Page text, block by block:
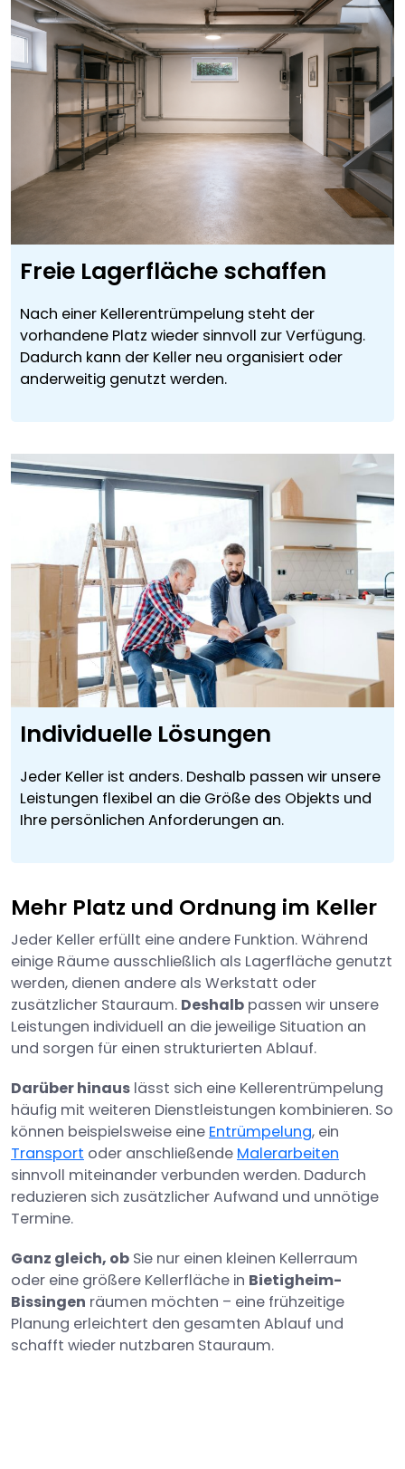
Freie Lagerfläche schaffen
Nach einer Kellerentrümpelung steht der
vorhandene Platz wieder sinnvoll zur Verfügung.
Dadurch kann der Keller neu organisiert oder
anderweitig genutzt werden.
Individuelle Lösungen
Jeder Keller ist anders. Deshalb passen wir unsere
Leistungen flexibel an die Größe des Objekts und
Ihre persönlichen Anforderungen an.
Mehr Platz und Ordnung im Keller
Jeder Keller erfüllt eine andere Funktion. Während
einige Räume ausschließlich als Lagerfläche genutzt
werden, dienen andere als Werkstatt oder
zusätzlicher Stauraum. Deshalb passen wir unsere
Leistungen individuell an die jeweilige Situation an
und sorgen für einen strukturierten Ablauf.
Darüber hinaus lässt sich eine Kellerentrümpelung
häufig mit weiteren Dienstleistungen kombinieren. So
können beispielsweise eine Entrümpelung, ein
Transport oder anschließende Malerarbeiten
sinnvoll miteinander verbunden werden. Dadurch
reduzieren sich zusätzlicher Aufwand und unnötige
Termine.
Ganz gleich, ob Sie nur einen kleinen Kellerraum
oder eine größere Kellerfläche in Bietigheim-
Bissingen räumen möchten – eine frühzeitige
Planung erleichtert den gesamten Ablauf und
schafft wieder nutzbaren Stauraum.